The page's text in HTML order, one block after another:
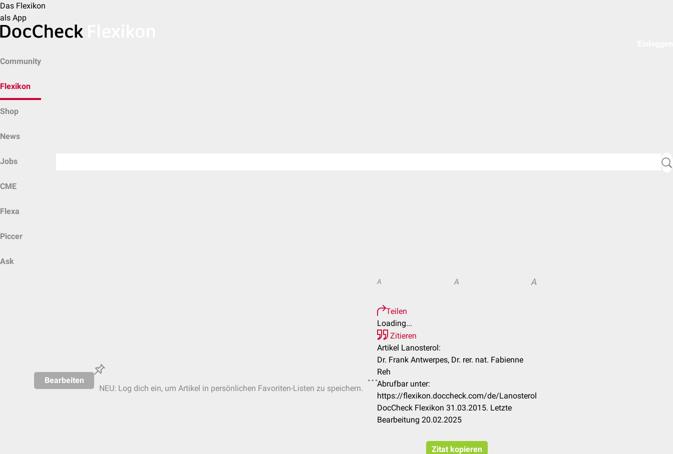
Das Flexikon
als App
Community
Flexikon
Shop
News
Jobs
CME
Flexa
Piccer
Ask
Bearbeiten
NEU: Log dich ein, um Artikel in persönlichen Favoriten-Listen zu speichern.
A A A
Teilen
Loading...
Zitieren
Artikel Lanosterol:
Dr. Frank Antwerpes, Dr. rer. nat. Fabienne
Reh
Abrufbar unter:
https://flexikon.doccheck.com/de/Lanosterol
DocCheck Flexikon 31.03.2015. Letzte
Bearbeitung 20.02.2025
Zitat kopieren